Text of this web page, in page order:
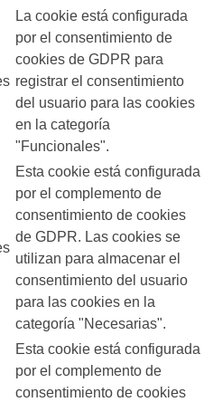
La cookie está configurada
por el consentimiento de
cookies de GDPR para
registrar el consentimiento
del usuario para las cookies
en la categoría
"Funcionales".
Esta cookie está configurada
por el complemento de
consentimiento de cookies
de GDPR. Las cookies se
utilizan para almacenar el
consentimiento del usuario
para las cookies en la
categoría "Necesarias".
Esta cookie está configurada
por el complemento de
consentimiento de cookies